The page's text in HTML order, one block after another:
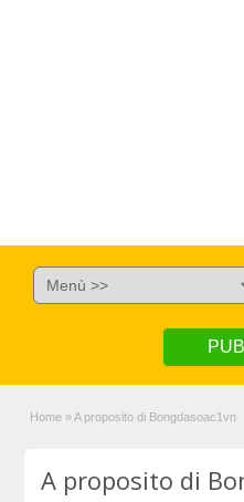
Home » A proposito di Bongdasoac1vn
A proposito di